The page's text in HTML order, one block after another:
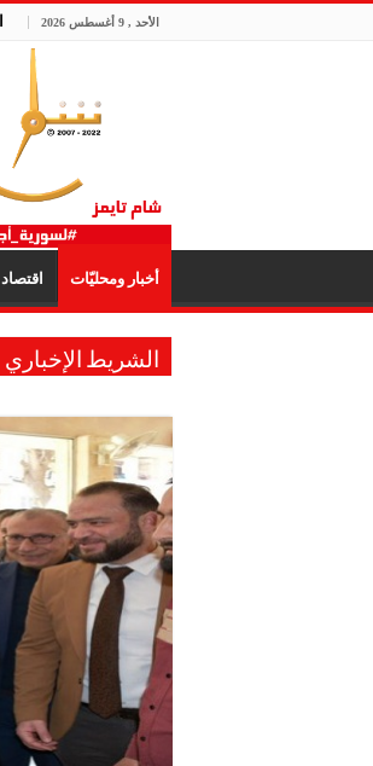
الأحد , 9 أغسطس 2026
أخبار ومحليّات اقتصاد
الشريط الإخباري